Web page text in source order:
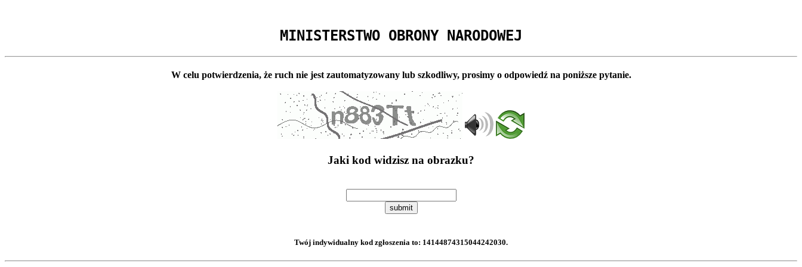
MINISTERSTWO OBRONY NARODOWEJ
W celu potwierdzenia, że ruch nie jest zautomatyzowany lub szkodliwy, prosimy o odpowiedź na poniższe pytanie.
Jaki kod widzisz na obrazku?
submit
Twój indywidualny kod zgłoszenia to: 14144874315044242030.